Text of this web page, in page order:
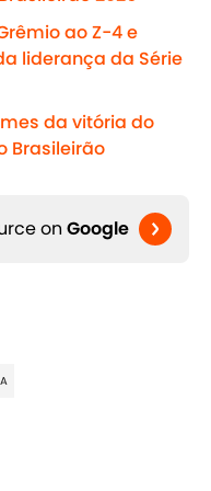
ao Z-4 e
liderança da Série
da vitória do
Brasileirão
on Google